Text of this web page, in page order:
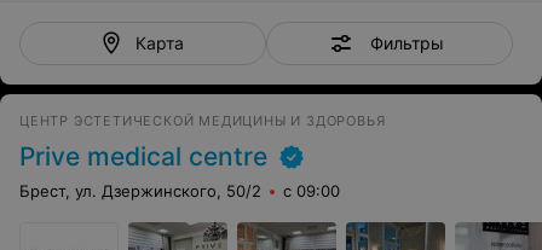
Карта Фильтры
ЦЕНТР ЭСТЕТИЧЕСКОЙ МЕДИЦИНЫ И ЗДОРОВЬЯ
Prive medical centre
Брест, ул. Дзержинского, 50/2 с 09:00